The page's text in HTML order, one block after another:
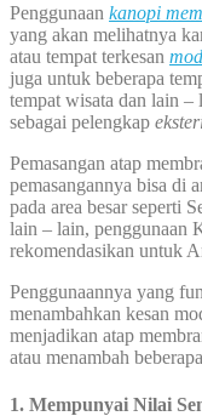
Penggunaan kanopi
yang akan melihatnya
atau tempat terkesan
juga untuk beberapa
tempat wisata dan lain
sebagai pelengkap
Pemasangan atap
pemasangannya bisa di
pada area besar seperti
lain – lain, penggunaan
rekomendasikan untuk
Penggunaannya yang
menambahkan kesan
menjadikan atap
atau menambah
1. Mempunyai Nilai